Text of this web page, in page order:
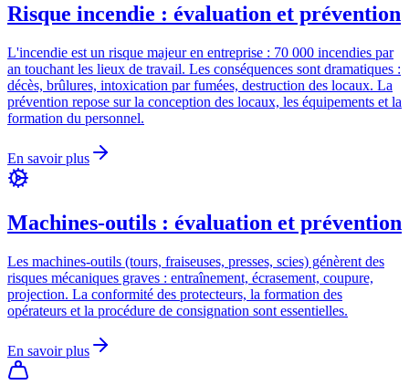
Risque incendie : évaluation et prévention
L'incendie est un risque majeur en entreprise : 70 000 incendies par
an touchant les lieux de travail. Les conséquences sont dramatiques :
décès, brûlures, intoxication par fumées, destruction des locaux. La
prévention repose sur la conception des locaux, les équipements et la
formation du personnel.
En savoir plus
Machines-outils : évaluation et prévention
Les machines-outils (tours, fraiseuses, presses, scies) génèrent des
risques mécaniques graves : entraînement, écrasement, coupure,
projection. La conformité des protecteurs, la formation des
opérateurs et la procédure de consignation sont essentielles.
En savoir plus